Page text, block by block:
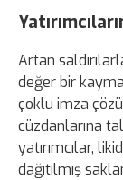
Artan
değer bir
çoklu imza
cüzdanlarına
yatırımcılar,
dağıtılmış